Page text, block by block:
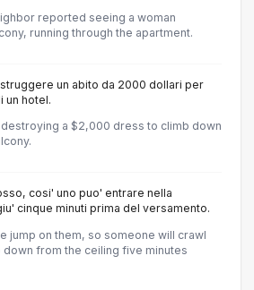
reported seeing a woman
running through the apartment.
un abito da 2000 dollari per
un hotel.
a $2,000 dress to climb down
cosi' uno puo' entrare nella
cinque minuti prima del versamento.
jump on them, so someone will crawl
down from the ceiling five minutes